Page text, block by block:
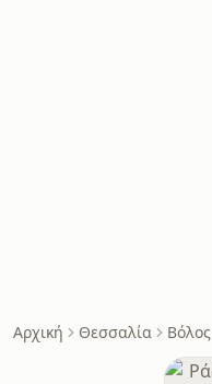
Αρχική Θεσσαλία Βόλος